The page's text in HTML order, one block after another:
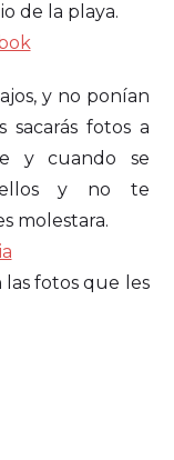
de la playa.
y no ponían
fotos a
y cuando se
ellos y no te
molestara.
las fotos que les